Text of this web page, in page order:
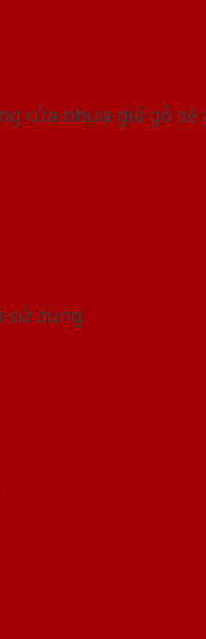
cửa nhựa giả gỗ
sử dụng.